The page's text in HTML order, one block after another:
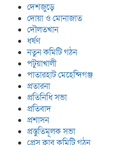
দেশজুড়ে
দোয়া ও মোনাজাত
দৌলতখান
ধর্ষণ
নতুন কমিটি গঠন
পটুয়াখালী
পাতারহাট মেহেন্দিগঞ্জ
প্রতারনা
প্রতিনিধি সভা
প্রতিবাদ
প্রশাসন
প্রস্তুতিমূলক সভা
প্রেস ক্লাব কমিটি গঠন